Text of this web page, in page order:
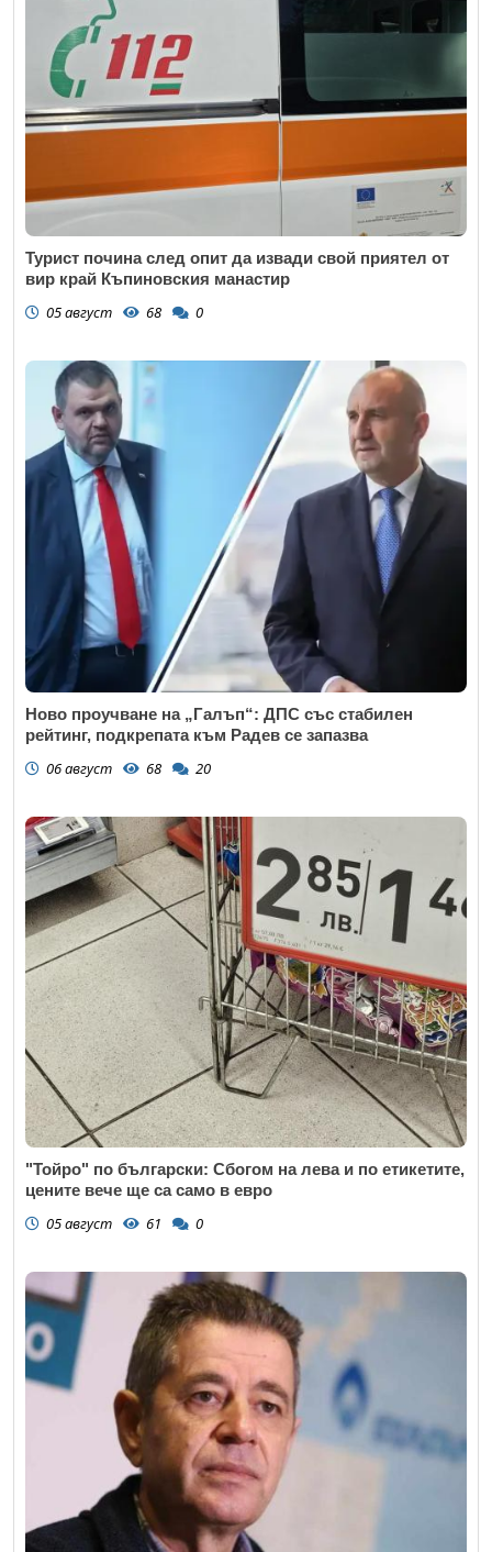
Коментар*
Турист почина след опит да извади свой приятел от
вир край Къпиновския манастир
05 август 68 0
Ново проучване на „Галъп“: ДПС със стабилен
рейтинг, подкрепата към Радев се запазва
06 август 68 20
"Тойро" по български: Сбогом на лева и по етикетите,
цените вече ще са само в евро
05 август 61 0